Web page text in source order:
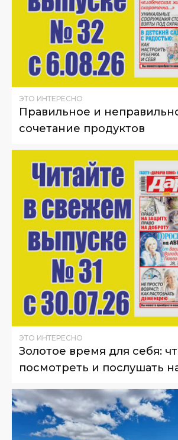
ЭТО ИНТЕРЕСНО
Правильное и
сочетание продуктов
ЭТО ИНТЕРЕСНО
Золотое время для себя:
посмотреть и послушать